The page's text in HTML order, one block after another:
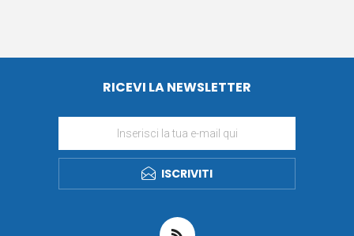
RICEVI LA NEWSLETTER
ISCRIVITI